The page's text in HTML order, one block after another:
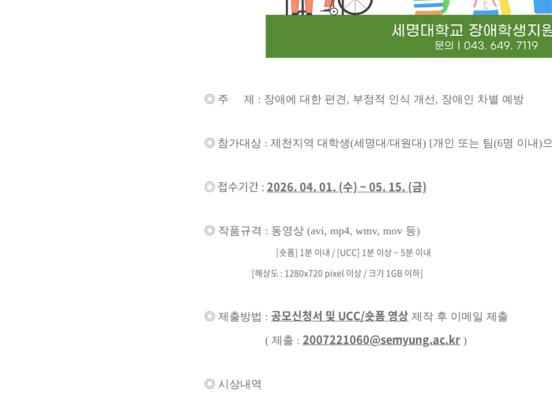
◎ 주 제 : 장애에 대한 편견, 부정적 인식 개선, 장애인 차별 예방
◎ 참가대상 : 제천지역 대학생(세명대/대원대) [개인 또는 팀(6명 이내)
◎ 접수기간 :2026. 04. 01. (수) ~ 05. 15. (금)
◎ 작품규격 : 동영상 (avi, mp4, wmv, mov 등)
[숏폼] 1분 이내 / [UCC] 1분 이상 ~ 5분 이내
[해상도 : 1280x720 pixel 이상 / 크기 1GB 이하]
◎ 제출방법 : 공모신청서 및 UCC/숏폼 영상 제작 후 이메일 제출
( 제출 : 2007221060@semyung.ac.kr )
◎ 시상내역